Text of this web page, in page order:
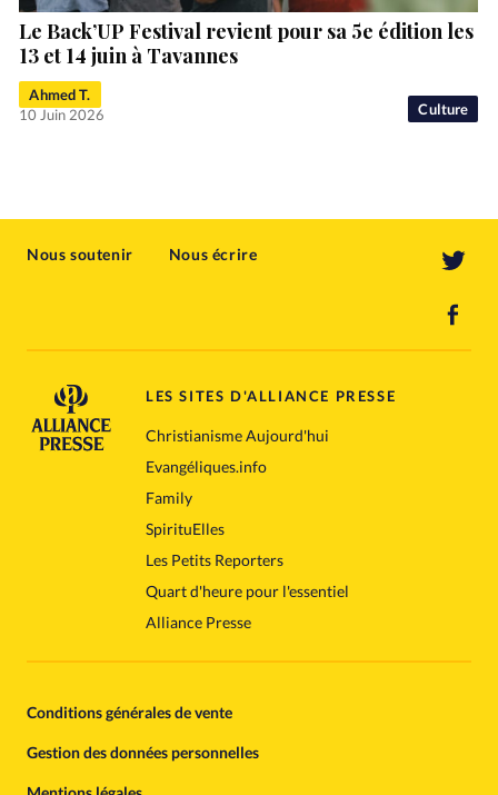
Culture
Le Back’UP Festival revient pour sa 5e édition les
13 et 14 juin à Tavannes
Ahmed T.
10 Juin 2026
Nous soutenir Nous écrire
LES SITES D'ALLIANCE PRESSE
Christianisme Aujourd'hui
Evangéliques.info
Family
SpirituElles
Les Petits Reporters
Quart d'heure pour l'essentiel
Alliance Presse
Conditions générales de vente
Gestion des données personnelles